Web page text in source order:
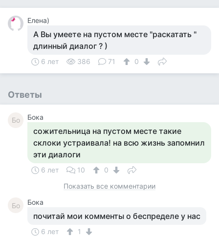
Елена)
А Вы умеете на пустом месте "раскатать "
длинный диалог ? )
6 лет 386 71 0
Ответы
Бо Бока
сожительница на пустом месте такие
склоки устраивала! на всю жизнь запомнил
эти диалоги
6 лет 10
0
Показать все комментарии
Бо Бока
почитай мои комменты о беспределе у нас
6 лет
1